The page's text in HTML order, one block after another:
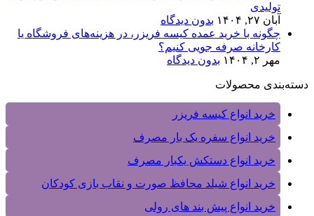
تولیدی‌
آبان ۲۷, ۱۴۰۴
بدون دیدگاه
چگونه با خرید عمده کیسه فریزر، در هزینه‌های فروشگاه یا
کارخانه صرفه‌ جویی کنیم؟
مهر ۲, ۱۴۰۴
بدون دیدگاه
دسته‌بندی محصولات
خرید انواع کیسه فریزر
خرید انواع سفره یک بار مصرف
خرید انواع دستکش یکبار مصرف
خرید انواع شیلد محافظ صورت و نقاب بازی کودکان
خرید انواع پیش بند های رولی